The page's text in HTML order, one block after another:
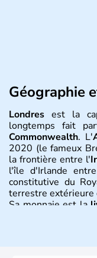
Géographie
Londres est la
longtemps fait
Commonwealth. L'
2020 (le fameux
la frontière entre l'
l'île d'Irlande
constitutive du
terrestre extérieure
Sa monnaie est la
instable avec de